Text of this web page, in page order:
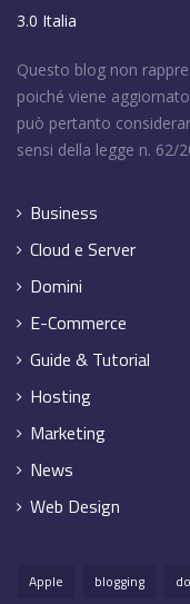
3.0 Italia
Questo blog non
poiché viene
può pertanto
sensi della legge n. 62/
Business
Cloud e Server
Domini
E-Commerce
Guide & Tutorial
Hosting
Marketing
News
Web Design
Apple blogging